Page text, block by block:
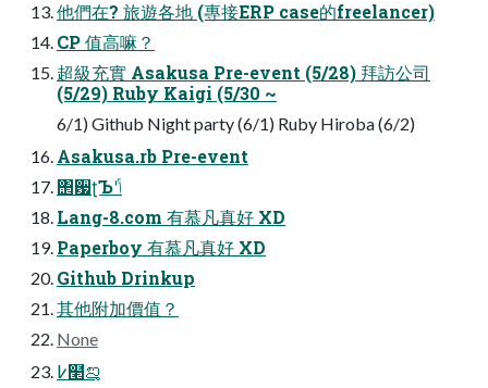
他們在? 旅遊各地 (專接ERP case的freelancer)
CP 值高嘛？
超級充實 Asakusa Pre-event (5/28) 拜訪公司
(5/29) Ruby Kaigi (5/30 ~
6/1) Github Night party (6/1) Ruby Hiroba (6/2)
Asakusa.rb Pre-event
΢਷ʈЪʹݴ
Lang-8.com 有慕凡真好 XD
Paperboy 有慕凡真好 XD
Github Drinkup
其他附加價值？
None
߇໢ࡡ